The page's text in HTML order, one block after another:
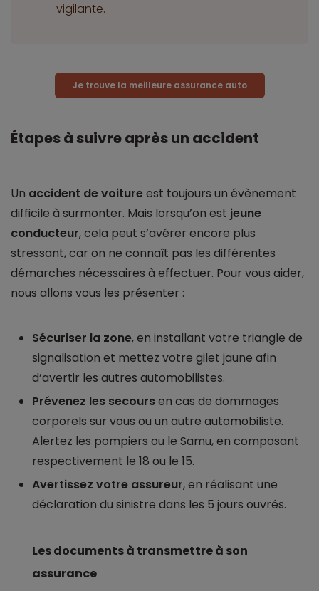
vigilante.
Je trouve la meilleure assurance auto
Étapes à suivre après un accident
Un accident de voitureest toujours un évènement
difficile à surmonter. Mais lorsqu’on est jeune
conducteur, cela peut s’avérer encore plus
stressant, car on ne connaît pas les différentes
démarches nécessaires à effectuer. Pour vous aider,
nous allons vous les présenter :
Sécuriser la zone, en installant votre triangle de
signalisation et mettez votre gilet jaune afin
d’avertir les autres automobilistes.
Prévenez les secoursen cas de dommages
corporels sur vous ou un autre automobiliste.
Alertez les pompiers ou le Samu, en composant
respectivement le 18 ou le 15.
Avertissez votre assureur, en réalisant une
déclaration du sinistre dans les 5 jours ouvrés.
Les documents à transmettre à son
assurance